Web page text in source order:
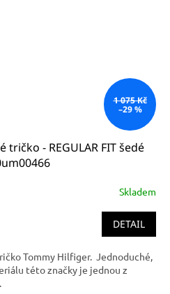
1 075 Kč
–29 %
- REGULAR FIT šedé
Skladem
DETAIL
Tommy Hilfiger. Jednoduché,
této značky je jednou z